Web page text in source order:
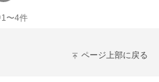
1〜4件
ページ上部に戻る